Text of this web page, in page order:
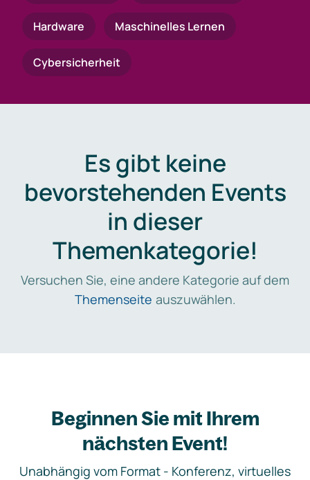
Hardware Maschinelles Lernen
Cybersicherheit
Es gibt keine
bevorstehenden Events
in dieser
Themenkategorie!
Versuchen Sie, eine andere Kategorie auf dem
Themenseite auszuwählen.
Beginnen Sie mit Ihrem
nächsten Event!
Unabhängig vom Format - Konferenz, virtuelles